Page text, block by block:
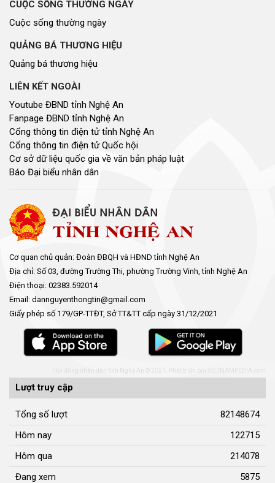
Ảnh đẹp xứ Nghệ
NHÌN RA TỈNH BẠN, XÃ BẠN
Nhìn ra tỉnh bạn, xã bạn
VĂN HỌC - NGHỆ THUẬT
Giai điệu quê hương
Đến với bài thơ hay
CUỘC SỐNG THƯỜNG NGÀY
Cuộc sống thường ngày
QUẢNG BÁ THƯƠNG HIỆU
LIÊN KẾT NGOÀI
Youtube ĐBND tỉnh Nghệ An
Fanpage ĐBND tỉnh Nghệ An
Cổng thông tin điện tử tỉnh Nghệ An
Cổng thông tin điện tử Quốc hội
Cơ sở dữ liệu quốc gia về văn bản pháp luật
Báo Đại biểu nhân dân
Cơ quan chủ quản: Đoàn ĐBQH và HĐND tỉnh Nghệ An
Địa chỉ: Số 03, đường Trường Thi, phường Trường Vinh, tỉnh Nghệ An
Email: dannguyenthongtin@gmail.com
Giấy phép số 179/GP-TTĐT, Sở TT&TT cấp ngày 31/12/2021